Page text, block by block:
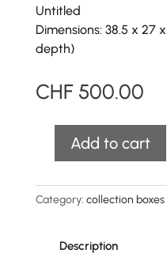
Untitled
Dimensions: 38.5 x 27
depth)
CHF500.00
Original
"Camil"
-
piece
Add to cart
Category: collection boxes
Description